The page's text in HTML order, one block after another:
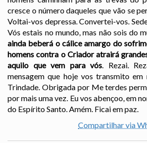
cresce o número daqueles que vão se
Voltai-vos depressa. Convertei-vos.
Vós estais no mundo, mas não sois do
ainda beberá o cálice amargo do
homens contra o Criador atrairá
aquilo que vem para vós. Rezai.
mensagem que hoje vos transmito em
Trindade. Obrigada por Me terdes
por mais uma vez. Eu vos abençoo, em
do Espírito Santo. Amém. Ficai em paz.
Compartilhar via